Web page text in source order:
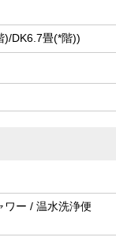
)/DK6.7畳(*階))
ワー / 温水洗浄便